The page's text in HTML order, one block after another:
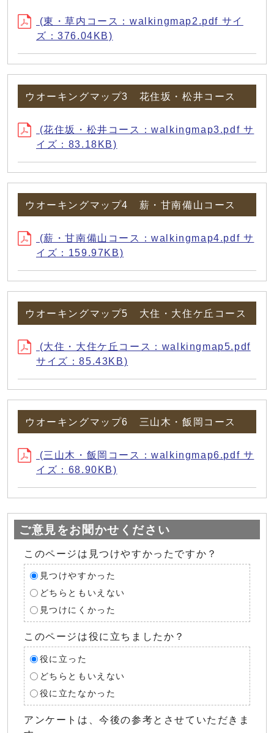
(東・草内コース：walkingmap2.pdf サイ
ズ：376.04KB)
ウオーキングマップ3 花住坂・松井コース
(花住坂・松井コース：walkingmap3.pdf サ
イズ：83.18KB)
ウオーキングマップ4 薪・甘南備山コース
(薪・甘南備山コース：walkingmap4.pdf サ
イズ：159.97KB)
ウオーキングマップ5 大住・大住ケ丘コース
(大住・大住ケ丘コース：walkingmap5.pdf
サイズ：85.43KB)
ウオーキングマップ6 三山木・飯岡コース
(三山木・飯岡コース：walkingmap6.pdf サ
イズ：68.90KB)
ご意見をお聞かせください
このページは見つけやすかったですか？
見つけやすかった
どちらともいえない
見つけにくかった
このページは役に立ちましたか？
役に立った
どちらともいえない
役に立たなかった
アンケートは、今後の参考とさせていただきま